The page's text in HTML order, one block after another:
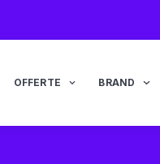
OFFERTE BRAND